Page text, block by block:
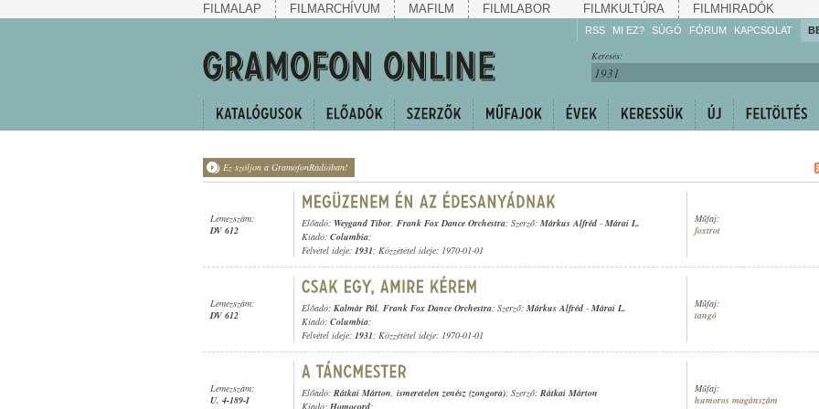
FILMALAP FILMARCHÍVUM MAFILM FILMLABOR FILMKULTÚRA FILMHIRADÓK
RSS MI EZ? SÚGÓ
Gyarapítsa!
FÓRUM KAPCSOLAT
Keresés:
Ez szóljon a GramofonRádióban!
Lemezszám:
DV 612
Előadó: Weygand Tibor, Frank Fox Dance Orchestra; Szerző: Márkus Alfréd - Márai L.
Kiadó: Columbia;
Felvétel ideje: 1931; Közzététel ideje: 1970-01-01
Műfaj:
foxtrot
Lemezszám:
DV 612
Előadó: Kalmár Pál, Frank Fox Dance Orchestra; Szerző: Márkus Alfréd - Márai L.
Kiadó: Columbia;
Felvétel ideje: 1931; Közzététel ideje: 1970-01-01
Műfaj:
tangó
Lemezszám:
U. 4-189-I
Előadó: Rátkai Márton, ismeretelen zenész (zongora); Szerző: Rátkai Márton
Kiadó: Homocord;
Műfaj:
humoros magánszám